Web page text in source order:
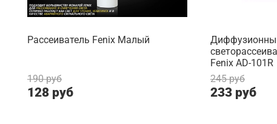
Рассеиватель Fenix Малый
190 руб
128 руб
Fenix AD-101R
245 руб
233 руб